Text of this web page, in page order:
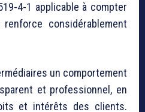
4-1 applicable à compter
considérablement
un comportement
et professionnel, en
et intérêts des clients.